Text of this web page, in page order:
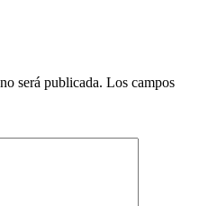
será publicada. Los campos